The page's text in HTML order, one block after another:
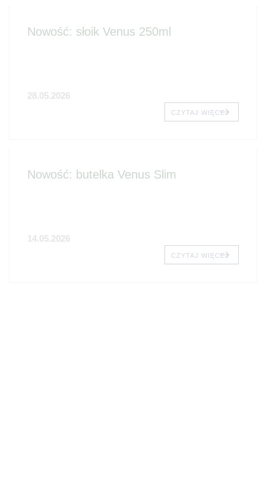
Nowość: słoik Venus 250ml
28.05.2026
CZYTAJ WIĘCEJ
Nowość: butelka Venus Slim
14.05.2026
CZYTAJ WIĘCEJ